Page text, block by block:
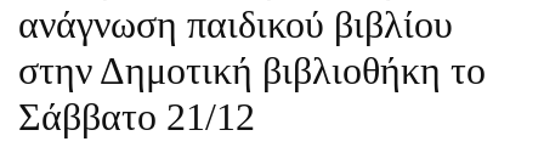
ανάγνωση παιδικού βιβλίου
στην Δημοτική βιβλιοθήκη το
Σάββατο 21/12